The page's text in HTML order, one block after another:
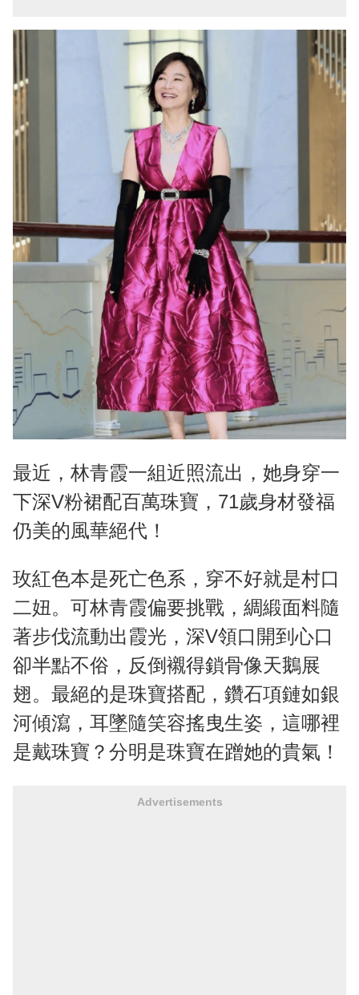
最近，林青霞一組近照流出，她身穿一
下深V粉裙配百萬珠寶，71歲身材發福
仍美的風華絕代！
玫紅色本是死亡色系，穿不好就是村口
二妞。可林青霞偏要挑戰，綢緞面料隨
著步伐流動出霞光，深V領口開到心口
卻半點不俗，反倒襯得鎖骨像天鵝展
翅。最絕的是珠寶搭配，鑽石項鏈如銀
河傾瀉，耳墜隨笑容搖曳生姿，這哪裡
是戴珠寶？分明是珠寶在蹭她的貴氣！
Advertisements